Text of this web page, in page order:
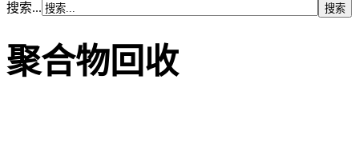
搜索...
聚合物回收